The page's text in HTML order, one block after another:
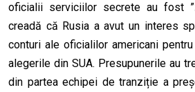
oficialii serviciilor secrete au fost ”
creadă că Rusia a avut un interes
conturi ale oficialilor americani
alegerile din SUA. Presupunerile au
din partea echipei de tranziție a